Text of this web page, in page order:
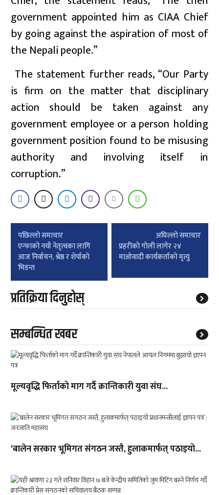
government appointed him as CIAA Chief
by going against the aspiration of most of
the Nepali people.”
The statement further reads, “Our Party
is firm on the matter that disciplinary
action should be taken against any
government employee or a person holding
government position found to be misusing
authority and involving itself in
corruption.”
Post
navigation
पछिल्लाे समाचार
एन्फाको नयाँ नेतृत्वका लागि
आज निर्वाचन, श्रेष्ठ र शेर्पाको
भिडन्त
अघिल्लाे समाचार
प्रहरीको गोली लागेर २४
माओवादी कार्यकर्ताको मृत्यु
प्रतिक्रिया दिनुहोस्
सम्बन्धित खबर
मूल्यवृद्धि फिर्ताको माग गर्दै क्रान्तिकारी युवा संघ...
‘बालेन सरकार भूमिगत संगठन जस्तै, हुलाकमार्फत् पठाइयो...